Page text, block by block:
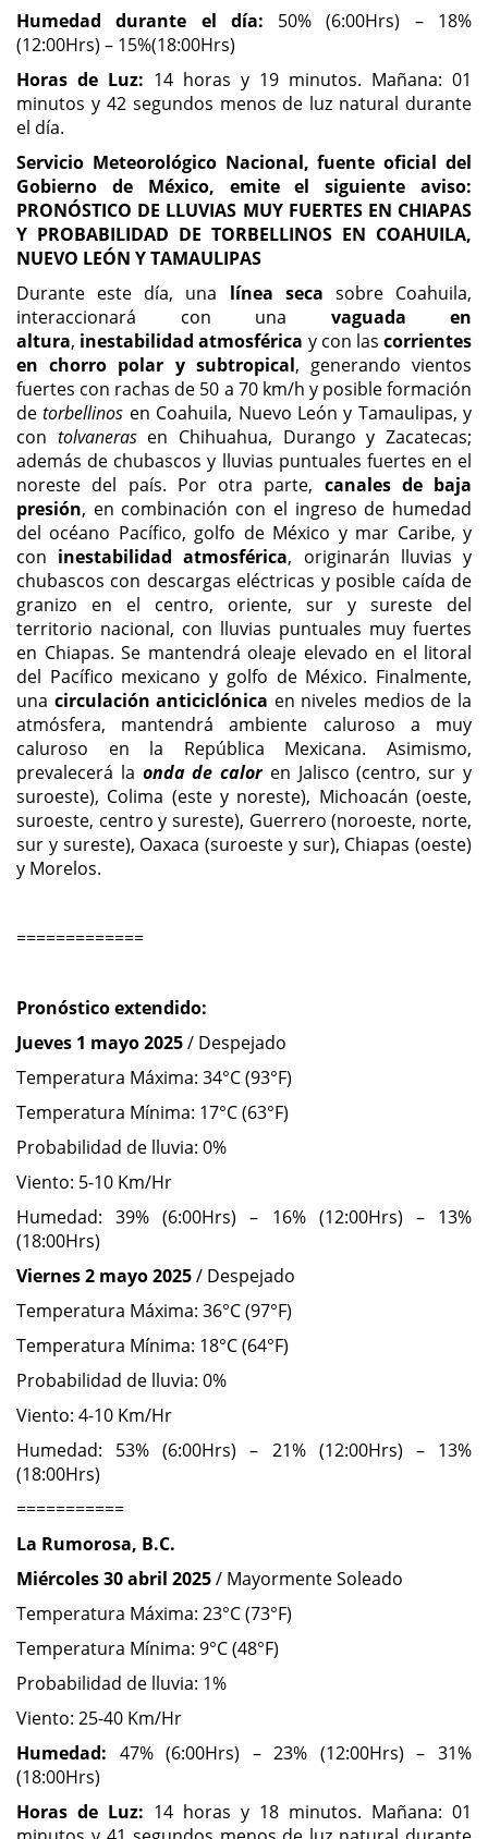
Humedad durante el día: 50% (6:00Hrs) – 18%
(12:00Hrs) – 15%(18:00Hrs)
Horas de Luz: 14 horas y 19 minutos. Mañana: 01
minutos y 42 segundos menos de luz natural durante
el día.
Servicio Meteorológico Nacional, fuente oficial del
Gobierno de México, emite el siguiente aviso:
PRONÓSTICO DE LLUVIAS MUY FUERTES EN CHIAPAS
Y PROBABILIDAD DE TORBELLINOS EN COAHUILA,
NUEVO LEÓN Y TAMAULIPAS
Durante este día, una línea seca sobre Coahuila,
interaccionará con una vaguada en
altura, inestabilidad atmosférica y con lascorrientes
en chorro polar y subtropical, generando vientos
fuertes con rachas de 50 a 70 km/h y posible formación
detorbellinos en Coahuila, Nuevo León y Tamaulipas, y
con tolvanerasen Chihuahua, Durango y Zacatecas;
además de chubascos y lluvias puntuales fuertes en el
noreste del país. Por otra parte, canales de baja
presión, en combinación con el ingreso de humedad
del océano Pacífico, golfo de México y mar Caribe, y
con inestabilidad atmosférica, originarán lluvias y
chubascos con descargas eléctricas y posible caída de
granizo en el centro, oriente, sur y sureste del
territorio nacional, con lluvias puntuales muy fuertes
en Chiapas. Se mantendrá oleaje elevado en el litoral
del Pacífico mexicano y golfo de México. Finalmente,
una circulación anticiclónica en niveles medios de la
atmósfera, mantendrá ambiente caluroso a muy
caluroso en la República Mexicana. Asimismo,
prevalecerá la onda de caloren Jalisco (centro, sur y
suroeste), Colima (este y noreste), Michoacán (oeste,
suroeste, centro y sureste), Guerrero (noroeste, norte,
sur y sureste), Oaxaca (suroeste y sur), Chiapas (oeste)
y Morelos.
=============
Pronóstico extendido:
Jueves 1 mayo 2025/ Despejado
Temperatura Máxima: 34°C (93°F)
Temperatura Mínima: 17°C (63°F)
Probabilidad de lluvia: 0%
Viento: 5-10 Km/Hr
Humedad: 39% (6:00Hrs) – 16% (12:00Hrs) – 13%
(18:00Hrs)
Viernes 2 mayo 2025/ Despejado
Temperatura Máxima: 36°C (97°F)
Temperatura Mínima: 18°C (64°F)
Probabilidad de lluvia: 0%
Viento: 4-10 Km/Hr
Humedad: 53% (6:00Hrs) – 21% (12:00Hrs) – 13%
(18:00Hrs)
===========
La Rumorosa, B.C.
Miércoles 30 abril 2025/ Mayormente Soleado
Temperatura Máxima: 23°C (73°F)
Temperatura Mínima: 9°C (48°F)
Probabilidad de lluvia: 1%
Viento: 25-40 Km/Hr
Humedad: 47% (6:00Hrs) – 23% (12:00Hrs) – 31%
(18:00Hrs)
Horas de Luz: 14 horas y 18 minutos. Mañana: 01